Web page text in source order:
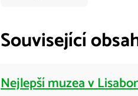
Související
Nejlepší muzea v